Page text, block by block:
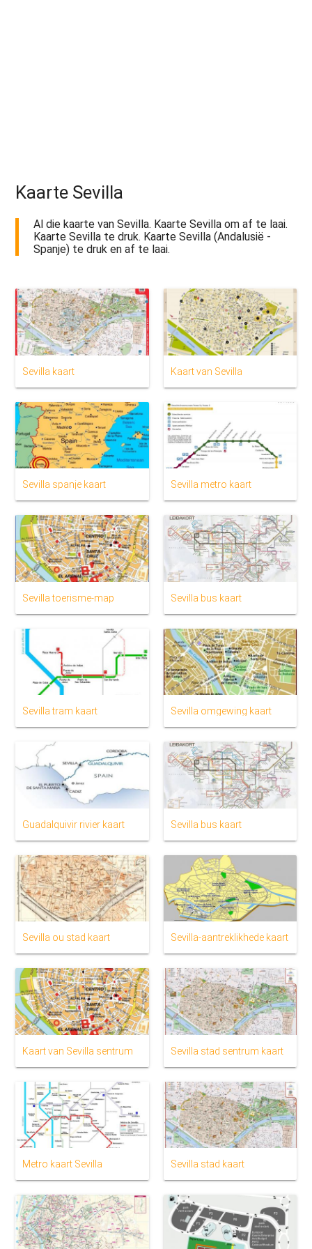
Kaarte Sevilla
Al die kaarte van Sevilla. Kaarte Sevilla om af te laai.
Kaarte Sevilla te druk. Kaarte Sevilla (Andalusië -
Spanje) te druk en af te laai.
Sevilla kaart Kaart van Sevilla
Sevilla spanje kaart Sevilla metro kaart
Sevilla toerisme-map Sevilla bus kaart
Sevilla tram kaart Sevilla omgewing kaart
Guadalquivir rivier kaart Sevilla bus kaart
Sevilla ou stad kaart Sevilla-aantreklikhede kaart
Kaart van Sevilla sentrum Sevilla stad sentrum kaart
Metro kaart Sevilla Sevilla stad kaart